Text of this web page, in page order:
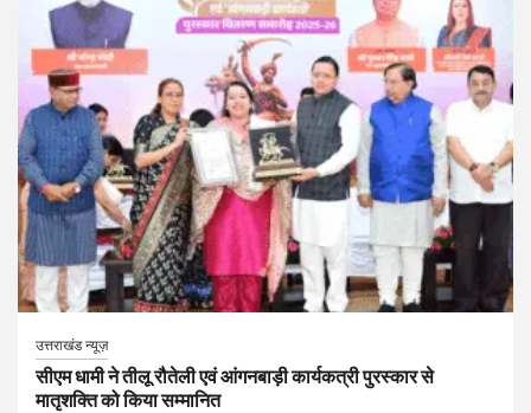
उत्तराखंड न्यूज़
सीएम धामी ने तीलू रौतेली एवं आंगनबाड़ी कार्यकत्री पुरस्कार से
मातृशक्ति को किया सम्मानित